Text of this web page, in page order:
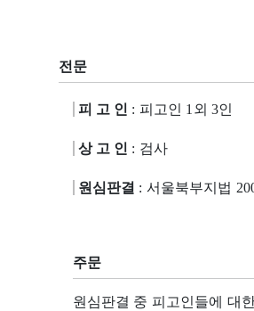
전문
피 고 인 : 피고인 1외 3인
상 고 인 : 검사
원심판결 : 서울북부지법
주문
원심판결 중 피고인들에 대